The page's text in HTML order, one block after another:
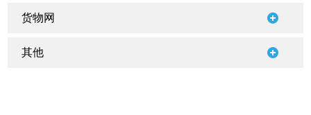
货物网
其他